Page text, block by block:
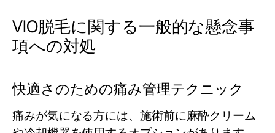
VIO脱毛に関する一般的な懸念事
項への対処
快適さのための痛み管理テクニック
痛みが気になる方には、施術前に麻酔クリーム